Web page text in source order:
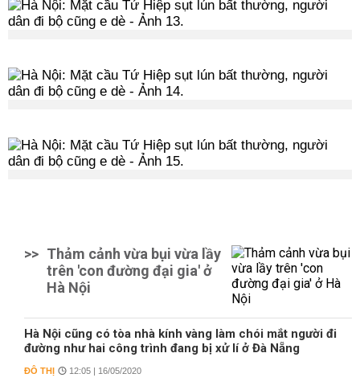
>> Thảm cảnh vừa bụi vừa lầy
trên 'con đường đại gia' ở
Hà Nội
Hà Nội cũng có tòa nhà kính vàng làm chói mắt người đi
đường như hai công trình đang bị xử lí ở Đà Nẵng
ĐÔ THỊ 12:05 | 16/05/2020